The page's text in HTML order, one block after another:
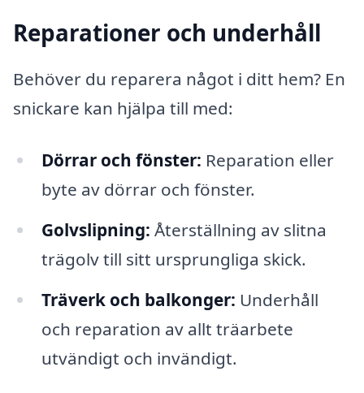
Reparationer och underhåll
Behöver du reparera något i ditt hem? En
snickare kan hjälpa till med:
Dörrar och fönster: Reparation eller
byte av dörrar och fönster.
Golvslipning: Återställning av slitna
trägolv till sitt ursprungliga skick.
Träverk och balkonger: Underhåll
och reparation av allt träarbete
utvändigt och invändigt.